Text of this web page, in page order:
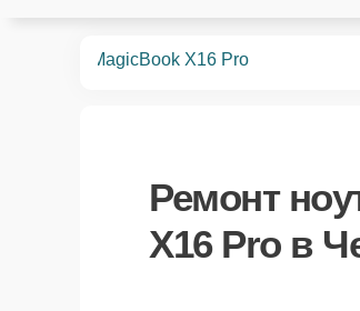
MagicBook X16 Pro
Ремонт
X16 Proв